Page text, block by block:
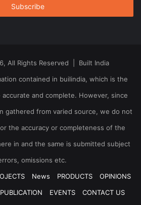
All Rights Reserved | Built India
contained in builindia, which is the
and complete. However, since
gathered from varied source, we do not
the accuracy or completeness of the
in and the same is submitted subject
omissions etc.
News PRODUCTS
OPINIONS
PUBLICATION EVENTS CONTACT US